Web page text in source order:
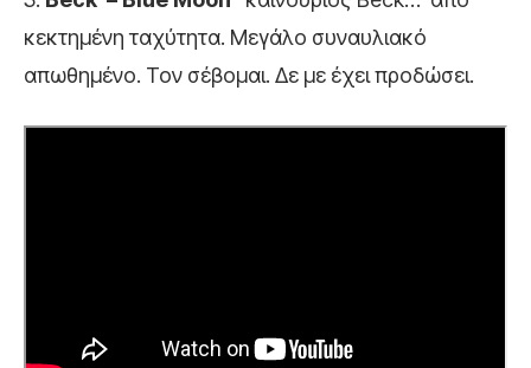
κεκτημένη ταχύτητα. Μεγάλο συναυλιακό
απωθημένο. Τον σέβομαι. Δε με έχει προδώσει.